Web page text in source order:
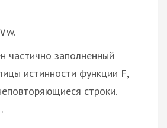
частично заполненный
истинности функции F,
строки.